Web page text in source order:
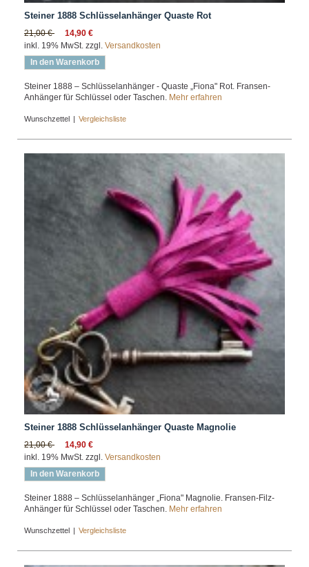
Steiner 1888 Schlüsselanhänger Quaste Rot
21,00 €
14,90 €
inkl. 19% MwSt. zzgl. Versandkosten
In den Warenkorb
Steiner 1888 – Schlüsselanhänger - Quaste „Fiona" Rot. Fransen-
Anhänger für Schlüssel oder Taschen. Mehr erfahren
Wunschzettel | Vergleichsliste
Steiner 1888 Schlüsselanhänger Quaste Magnolie
21,00 €
14,90 €
inkl. 19% MwSt. zzgl. Versandkosten
In den Warenkorb
Steiner 1888 – Schlüsselanhänger „Fiona" Magnolie. Fransen-Filz-
Anhänger für Schlüssel oder Taschen. Mehr erfahren
Wunschzettel | Vergleichsliste